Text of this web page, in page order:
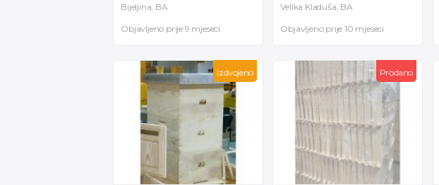
Bijeljina, BA
Objavljeno prije 9 mjeseci
Velika Kladuša, BA
Objavljeno prije 10 mjeseci
Izdvojeno Prodano